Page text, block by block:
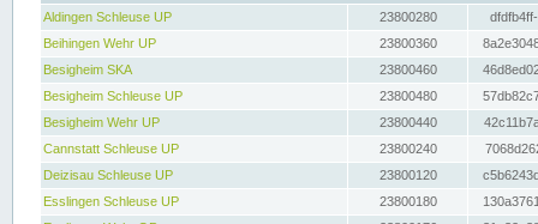
Aldingen Schleuse UP
23800280
Beihingen Wehr UP
23800360
Besigheim SKA
23800460
Besigheim Schleuse UP
23800480
Besigheim Wehr UP
23800440
Cannstatt Schleuse UP
23800240
Deizisau Schleuse UP
23800120
Esslingen Schleuse UP
23800180